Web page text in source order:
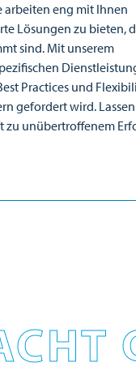
eng mit Ihnen
Lösungen zu bieten,
sind. Mit unserem
Practices und
gefordert wird. Lassen
zu unübertroffenem